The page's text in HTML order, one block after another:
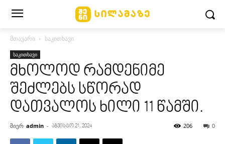
მთავარი საკითხავი
საკითხავი
მხოლოდ რამდენიმე
შეძლებს სწორად
დათვალოს ხილი 11 წამში.
მიერ admin - აგვისტო 21, 2024 0
206